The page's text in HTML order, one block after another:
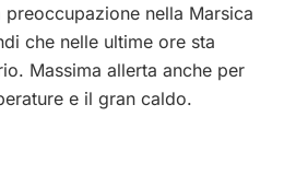
nella Marsica
che nelle ultime ore sta
Massima allerta anche per
e il gran caldo.